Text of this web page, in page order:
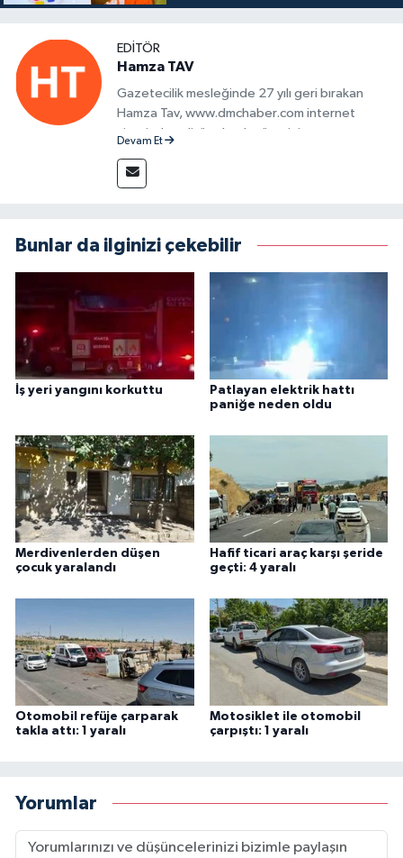
EDITÖR
Hamza TAV
Gazetecilik mesleğinde 27 yılı geri bırakan
Hamza Tav, www.dmchaber.com internet
sitesinde editör olarak görevini
Devam Et
Bunlar da ilginizi çekebilir
İş yeri yangını korkuttu
Patlayan elektrik hattı
paniğe neden oldu
Merdivenlerden düşen
çocuk yaralandı
Hafif ticari araç karşı şeride
geçti: 4 yaralı
Otomobil refüje çarparak
takla attı: 1 yaralı
Motosiklet ile otomobil
çarpıştı: 1 yaralı
Yorumlar